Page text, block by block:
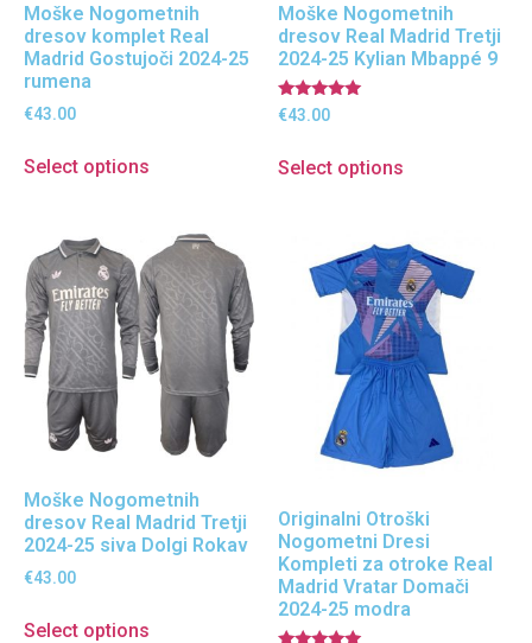
Moške Nogometnih
dresov komplet Real
Madrid Gostujoči 2024-25
rumena
€43.00
Select options
Moške Nogometnih
dresov Real Madrid Tretji
2024-25 Kylian Mbappé 9
Ocenjeno
5.00
€43.00
Select options
Moške Nogometnih
dresov Real Madrid Tretji
2024-25 siva Dolgi Rokav
€43.00
Select options
Originalni Otroški
Nogometni Dresi
Kompleti za otroke Real
Madrid Vratar Domači
2024-25 modra